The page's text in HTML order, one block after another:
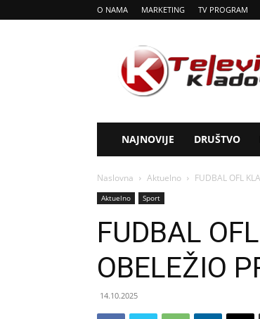
O NAMA MARKETING TV PROGRAM
Tv
Kladovo
NAJNOVIJE DRUŠTVO
Naslovna Aktuelno FUDBAL OFL
Aktuelno Sport
FUDBAL
OBELEŽIO
14.10.2025